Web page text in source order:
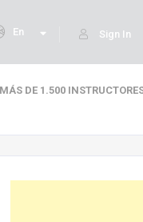
Sign In
En
DE 1.500